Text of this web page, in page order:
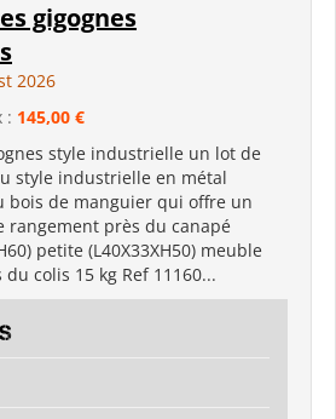
gigognes
2026
: 145,00 €
style industrielle un lot de
style industrielle en métal
bois de manguier qui offre un
rangement près du canapé
petite (L40X33XH50) meuble
colis 15 kg Ref 11160...